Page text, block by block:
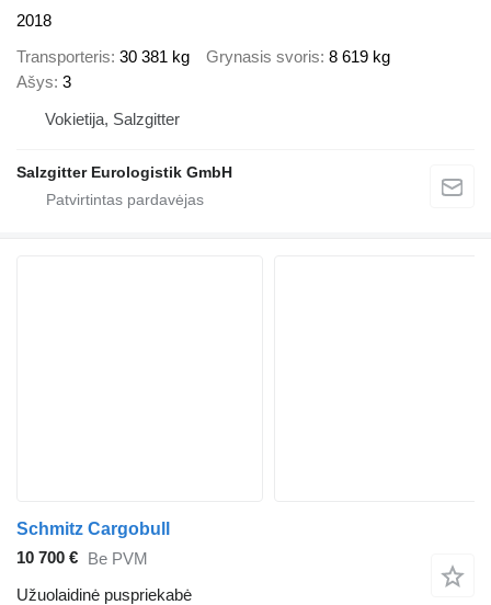
2018
Transporteris 30 381 kg Grynasis svoris 8 619 kg
Ašys 3
Vokietija, Salzgitter
Salzgitter Eurologistik GmbH
Schmitz Cargobull
10 700 € Be PVM
Užuolaidinė puspriekabė